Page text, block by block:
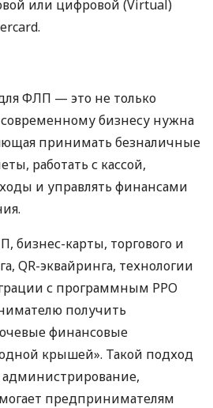
или цифровой (Virtual)
ФЛП — это не только
бизнесу нужна
принимать безналичные
работать с кассой,
и управлять финансами
бизнес-карты, торгового и
QR-эквайринга, технологии
с программным РРО
получить
финансовые
крышей». Такой подход
предпринимателям